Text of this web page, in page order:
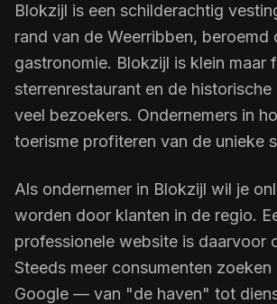
Blokzijl is een schilderachtig
rand van de Weerribben, beroemd
gastronomie. Blokzijl is klein maar
sterrenrestaurant en de
veel bezoekers. Ondernemers in
toerisme profiteren van de unieke
Als ondernemer in Blokzijl wil je
worden door klanten in de regio.
professionele website is daarvoor
Steeds meer consumenten zoeken
Google — van "de haven" tot